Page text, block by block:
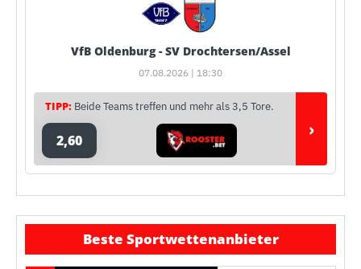
VfB Oldenburg - SV Drochtersen/Assel
07.08.2026 | 18:30
TIPP: Beide Teams treffen und mehr als 3,5 Tore.
2,60 ›
Beste Sportwettenanbieter